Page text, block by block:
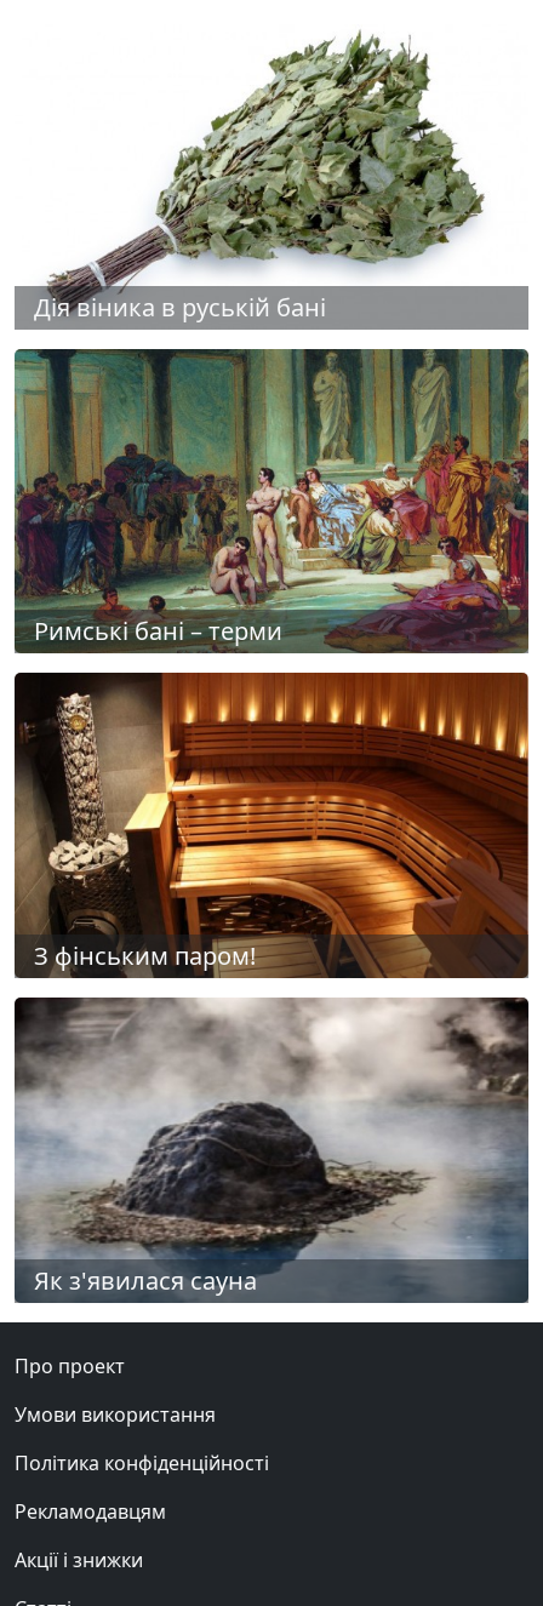
Дія віника в руській бані
Римські бані – терми
З фінським паром!
Як з'явилася сауна
Про проект
Умови використання
Політика конфіденційності
Рекламодавцям
Акції і знижки